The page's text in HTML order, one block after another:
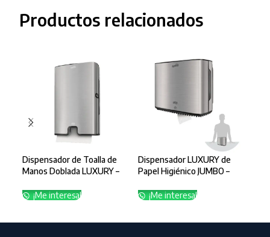
Productos relacionados
Dispensador de Toalla de
Manos Doblada LUXURY –
¡Me interesa!
Dispensador LUXURY de
Papel Higiénico JUMBO –
¡Me interesa!